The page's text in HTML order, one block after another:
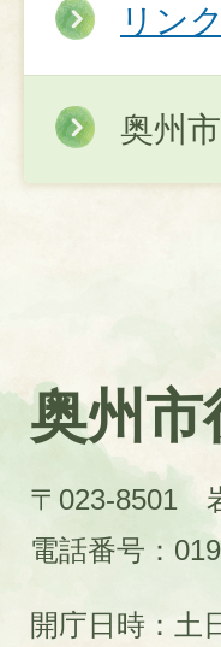
リンク
奥州
奥州市
〒023-8501
電話番号：
開庁日時：土